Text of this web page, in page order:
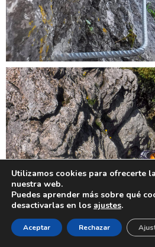
Utilizamos cookies para ofrecerte
nuestra web.
Puedes aprender más sobre qué
desactivarlas en los ajustes.
Aceptar Rechazar